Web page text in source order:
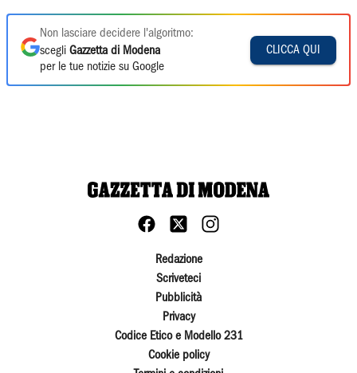
Non lasciare decidere l'algoritmo:
scegli Gazzetta di Modena
per le tue notizie su Google
CLICCA QUI
Redazione
Scriveteci
Pubblicità
Privacy
Codice Etico e Modello 231
Cookie policy